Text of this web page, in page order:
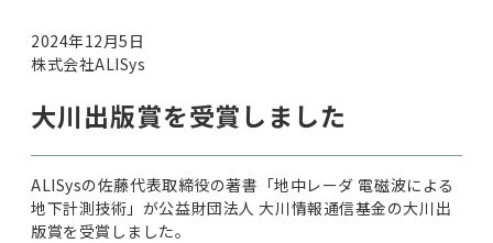
2024年12月5日
株式会社ALISys
大川出版賞を受賞しました
ALISysの佐藤代表取締役の著書「地中レーダ 電磁波による
地下計測技術」が公益財団法人 大川情報通信基金の大川出
版賞を受賞しました。